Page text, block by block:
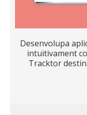
Desenvolupa
intuïtivament
Tracktor